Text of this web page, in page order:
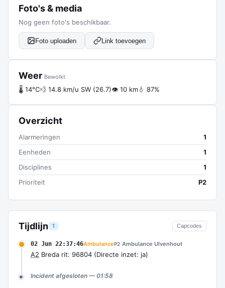
Tijdlijn 1 Capcodes
02 Jun 22:37:46AmbulanceP2 Ambulance Ulvenhout
A2 Breda rit: 96804 (Directe inzet: ja)
Incident afgesloten — 01:58
Foto's & media
Nog geen foto's beschikbaar.
Foto uploaden Link toevoegen
Weer Bewolkt
🌡 14°C💨 14.8 km/u SW (26.7)👁 10 km💧 87%
Overzicht
Alarmeringen
1
Eenheden
1
Disciplines
1
Prioriteit
P2